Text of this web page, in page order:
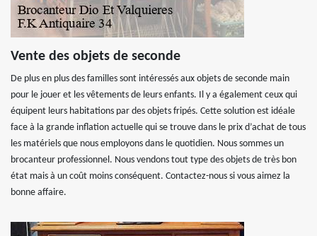
Vente des objets de seconde
De plus en plus des familles sont intéressés aux objets de seconde main
pour le jouer et les vêtements de leurs enfants. Il y a également ceux qui
équipent leurs habitations par des objets fripés. Cette solution est idéale
face à la grande inflation actuelle qui se trouve dans le prix d’achat de tous
les matériels que nous employons dans le quotidien. Nous sommes un
brocanteur professionnel. Nous vendons tout type des objets de très bon
état mais à un coût moins conséquent. Contactez-nous si vous aimez la
bonne affaire.